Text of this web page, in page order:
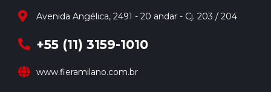
Avenida Angélica, 2491 - 20 andar - Cj. 203 / 204
+55 (11) 3159-1010
www.fieramilano.com.br